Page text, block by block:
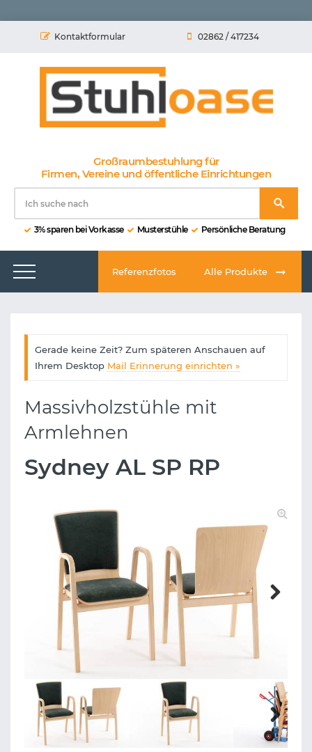
Kontaktformular 02862 / 417234
Großraumbestuhlung für
Firmen, Vereine und öffentliche Einrichtungen
3% sparen bei Vorkasse Musterstühle Persönliche Beratung
Referenzfotos Alle Produkte
Gerade keine Zeit? Zum späteren Anschauen auf
Ihrem Desktop Mail Erinnerung einrichten »
Massivholzstühle mit
Armlehnen
Sydney AL SP RP
Next